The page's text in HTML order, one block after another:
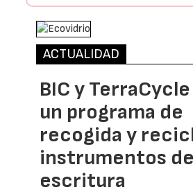
ACTUALIDAD
BIC y
un programa de
recogida y
instrumentos de
escritura